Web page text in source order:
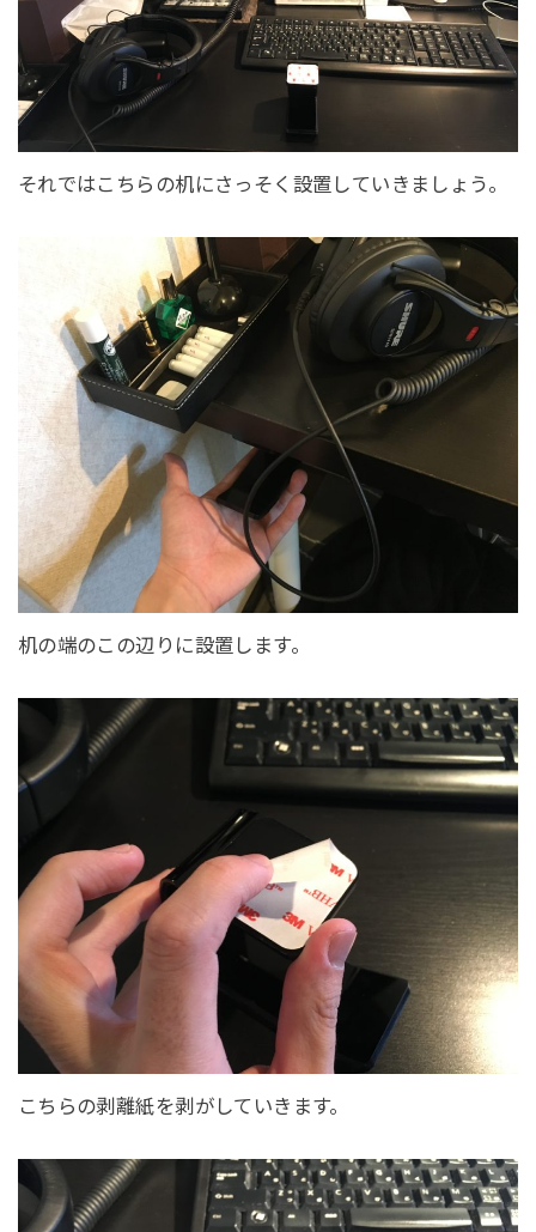
それではこちらの机にさっそく設置していきましょう。
机の端のこの辺りに設置します。
こちらの剥離紙を剥がしていきます。